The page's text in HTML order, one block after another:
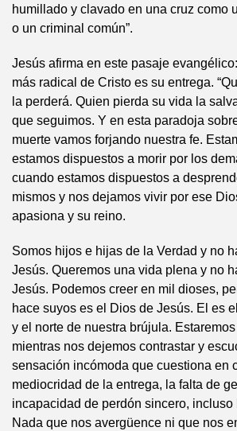
humillado y clavado en una cruz como
o un criminal común”.
Jesús afirma en este pasaje
más radical de Cristo es su entrega.
la perderá. Quien pierda su vida la
que seguimos. Y en esta paradoja
muerte vamos forjando nuestra fe.
estamos dispuestos a morir por los
cuando estamos dispuestos a
mismos y nos dejamos vivir por ese
apasiona y su reino.
Somos hijos e hijas de la Verdad y no
Jesús. Queremos una vida plena y no
Jesús. Podemos creer en mil dioses,
hace suyos es el Dios de Jesús. El es
y el norte de nuestra brújula.
mientras nos dejemos contrastar y
sensación incómoda que cuestiona en
mediocridad de la entrega, la falta de
incapacidad de perdón sincero, incluso
Nada que nos avergüence ni que nos